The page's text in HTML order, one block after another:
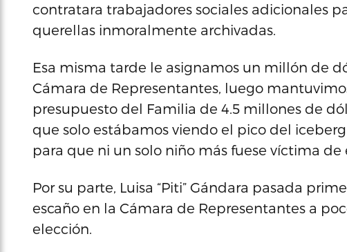
contratara trabajadores sociales adicionales
querellas inmoralmente archivadas.
Esa misma tarde le asignamos un millón de
Cámara de Representantes, luego
presupuesto del Familia de 4.5 millones de
que solo estábamos viendo el pico del
para que ni un solo niño más fuese víctima
Por su parte, Luisa “Piti” Gándara pasada
escaño en la Cámara de Representantes a
elección.